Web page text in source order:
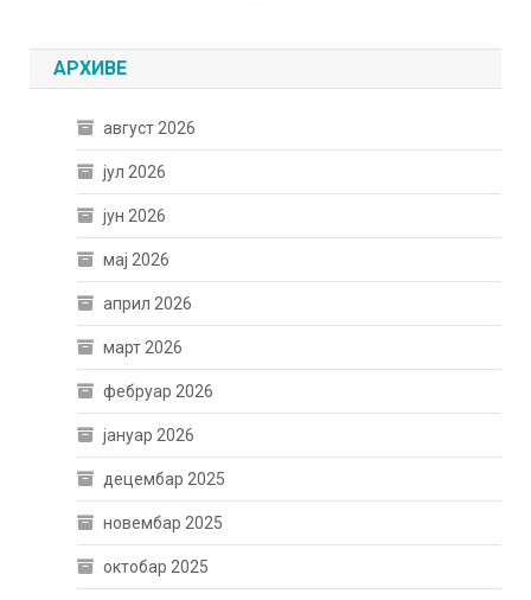
АРХИВЕ
август 2026
јул 2026
јун 2026
мај 2026
април 2026
март 2026
фебруар 2026
јануар 2026
децембар 2025
новембар 2025
октобар 2025